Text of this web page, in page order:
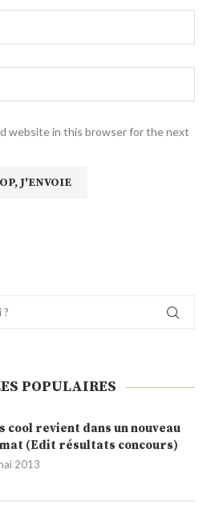
website in this browser for the next
POPULAIRES
cool revient dans un nouveau
(Edit résultats concours)
2013